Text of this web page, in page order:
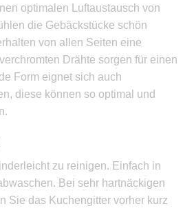
optimalen Luftaustausch von
die Gebäckstücke schön
von allen Seiten eine
Drähte sorgen für einen
Form eignet sich auch
diese können so optimal und
zu reinigen. Einfach in
Bei sehr hartnäckigen
Sie das Kuchengitter vorher kurz